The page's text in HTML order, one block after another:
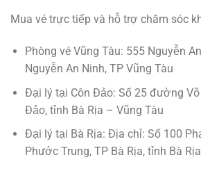
Mua vé trực tiếp và hỗ trợ chăm sóc
Phòng vé Vũng Tàu: 555 Nguyễn
Nguyễn An Ninh, TP Vũng Tàu
Đại lý tại Côn Đảo: Số 25 đường Võ
Đảo, tỉnh Bà Rịa – Vũng Tàu
Đại lý tại Bà Rịa: Địa chỉ: Số 100
Phước Trung, TP Bà Rịa, tỉnh Bà